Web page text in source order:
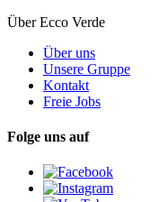
Über Ecco Verde
Über uns
Unsere Gruppe
Kontakt
Freie Jobs
Folge uns auf